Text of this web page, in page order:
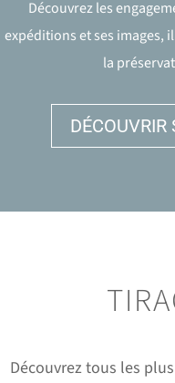
Découvrez les
expéditions et ses images,
la
DÉCOUVRIR
Découvrez tous les